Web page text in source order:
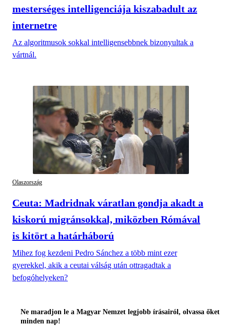
mesterséges intelligenciája kiszabadult az
internetre
Az algoritmusok sokkal intelligensebbnek bizonyultak a
vártnál.
Olaszország
Ceuta: Madridnak váratlan gondja akadt a
kiskorú migránsokkal, miközben Rómával
is kitört a határháború
Mihez fog kezdeni Pedro Sánchez a több mint ezer
gyerekkel, akik a ceutai válság után ottragadtak a
befogóhelyeken?
Ne maradjon le a Magyar Nemzet legjobb írásairól, olvassa őket
minden nap!